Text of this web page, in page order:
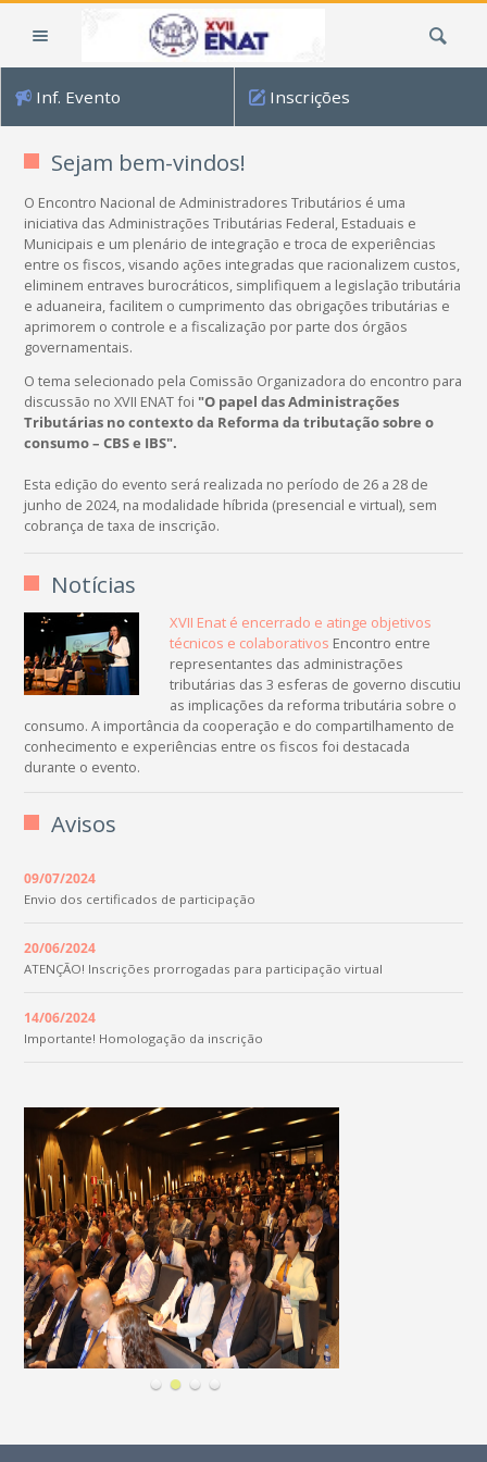
Inf. Evento Inscrições
Sejam bem-vindos!
O Encontro Nacional de Administradores Tributários é uma
iniciativa das Administrações Tributárias Federal, Estaduais e
Municipais e um plenário de integração e troca de experiências
entre os fiscos, visando ações integradas que racionalizem custos,
eliminem entraves burocráticos, simplifiquem a legislação tributária
e aduaneira, facilitem o cumprimento das obrigações tributárias e
aprimorem o controle e a fiscalização por parte dos órgãos
governamentais.
O tema selecionado pela Comissão Organizadora do encontro para
discussão no XVII ENAT foi "O papel dasAdministrações
Tributárias no contexto da Reforma da tributação sobre o
consumo – CBS e IBS".
Esta edição do evento será realizada no período de 26 a 28 de
junho de 2024, na modalidade híbrida (presencial e virtual), sem
cobrança de taxa de inscrição.
Notícias
XVII Enat é encerrado e atinge objetivos
técnicos e colaborativos Encontro entre
representantes das administrações
tributárias das 3 esferas de governo discutiu
as implicações da reforma tributária sobre o
consumo. A importância da cooperação e do compartilhamento de
conhecimento e experiências entre os fiscos foi destacada
durante o evento.
Avisos
09/07/2024
Envio dos certificados de participação
20/06/2024
ATENÇÃO! Inscrições prorrogadas para participação virtual
14/06/2024
Importante! Homologação da inscrição